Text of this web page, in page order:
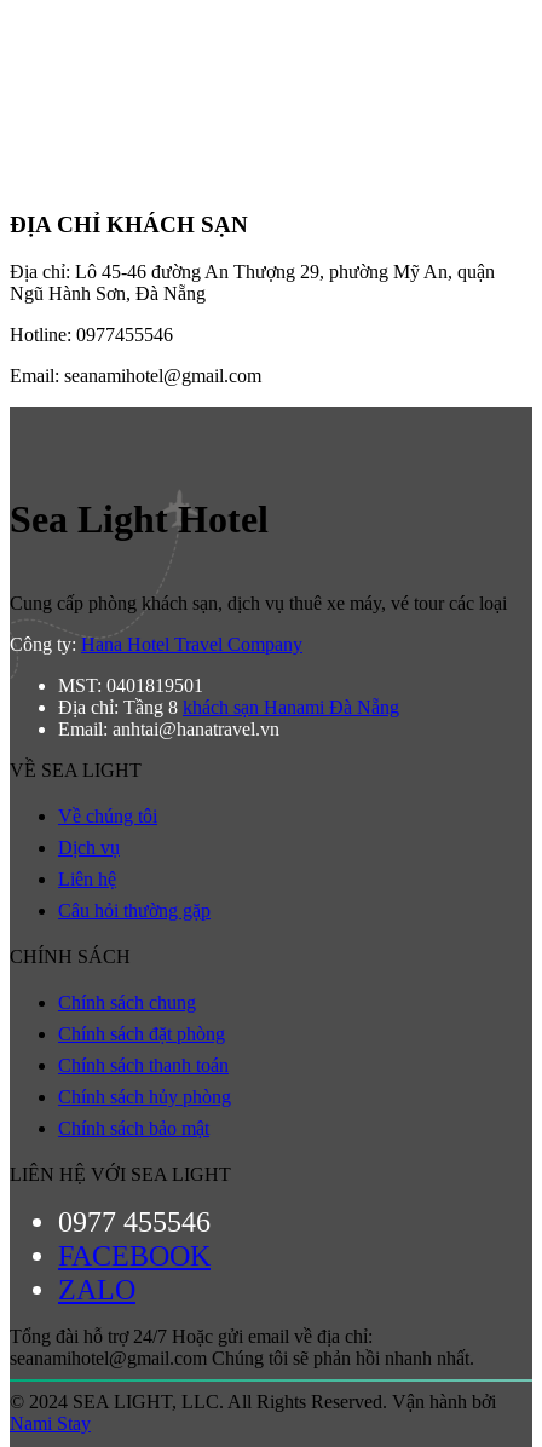
ĐỊA CHỈ KHÁCH SẠN
Địa chỉ: Lô 45-46 đường An Thượng 29, phường Mỹ An, quận
Ngũ Hành Sơn, Đà Nẵng
Hotline: 0977455546
Email: seanamihotel@gmail.com
Sea Light Hotel
Cung cấp phòng khách sạn, dịch vụ thuê xe máy, vé tour các loại
Công ty: Hana Hotel Travel Company
MST: 0401819501
Địa chỉ: Tầng 8 khách sạn Hanami Đà Nẵng
Email: anhtai@hanatravel.vn
VỀ SEA LIGHT
Về chúng tôi
Dịch vụ
Liên hệ
Câu hỏi thường gặp
CHÍNH SÁCH
Chính sách chung
Chính sách đặt phòng
Chính sách thanh toán
Chính sách hủy phòng
Chính sách bảo mật
LIÊN HỆ VỚI SEA LIGHT
0977 455546
FACEBOOK
ZALO
Tổng đài hỗ trợ 24/7 Hoặc gửi email về địa chỉ:
seanamihotel@gmail.com Chúng tôi sẽ phản hồi nhanh nhất.
© 2024 SEA LIGHT, LLC. All Rights Reserved. Vận hành bởi
Nami Stay